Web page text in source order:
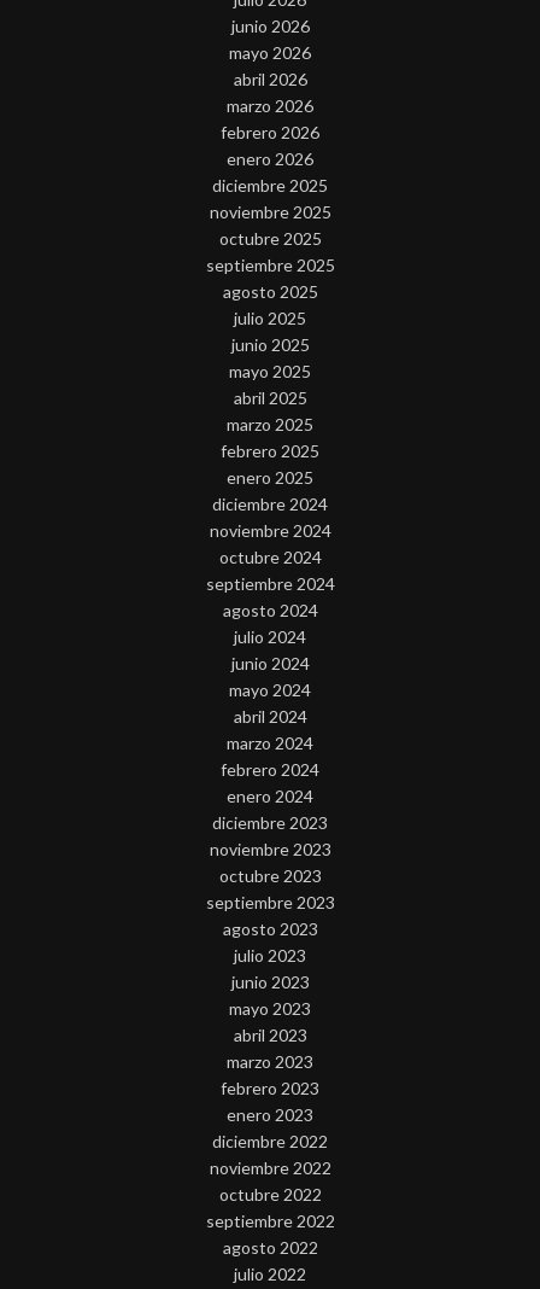
junio 2026
mayo 2026
abril 2026
marzo 2026
febrero 2026
enero 2026
diciembre 2025
noviembre 2025
octubre 2025
septiembre 2025
agosto 2025
julio 2025
junio 2025
mayo 2025
abril 2025
marzo 2025
febrero 2025
enero 2025
diciembre 2024
noviembre 2024
octubre 2024
septiembre 2024
agosto 2024
julio 2024
junio 2024
mayo 2024
abril 2024
marzo 2024
febrero 2024
enero 2024
diciembre 2023
noviembre 2023
octubre 2023
septiembre 2023
agosto 2023
julio 2023
junio 2023
mayo 2023
abril 2023
marzo 2023
febrero 2023
enero 2023
diciembre 2022
noviembre 2022
octubre 2022
septiembre 2022
agosto 2022
julio 2022